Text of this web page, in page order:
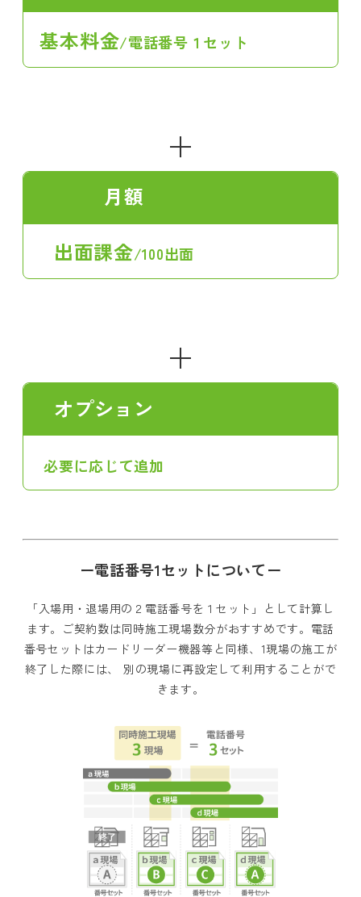
基本料金/電話番号１セット
＋
月額
出面課金/100出面
＋
オプション
必要に応じて追加
ー電話番号1セットについてー
「入場用・退場用の２電話番号を１セット」として計算し
ます。ご契約数は同時施工現場数分がおすすめです。電話
番号セットはカードリーダー機器等と同様、1現場の施工が
終了した際には、 別の現場に再設定して利用することがで
きます。